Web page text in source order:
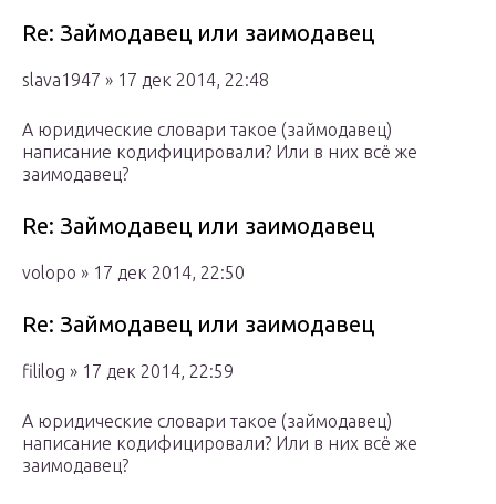
Re: Займодавец или заимодавец
slava1947 » 17 дек 2014, 22:48
А юридические словари такое (займодавец)
написание кодифицировали? Или в них всё же
заимодавец?
Re: Займодавец или заимодавец
volopo » 17 дек 2014, 22:50
Re: Займодавец или заимодавец
fililog » 17 дек 2014, 22:59
А юридические словари такое (займодавец)
написание кодифицировали? Или в них всё же
заимодавец?